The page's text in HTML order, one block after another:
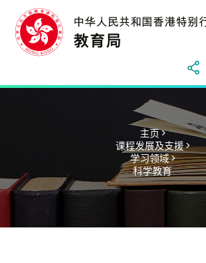
主页 >
课程发展及支援 >
学习领域 >
科学教育